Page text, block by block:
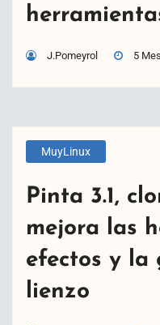
J.Pomeyrol 5
MuyLinux
Pinta 3.1,
mejora las
efectos y la
lienzo